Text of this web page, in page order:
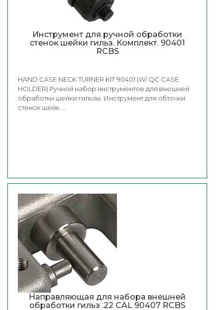
Инструмент для ручной обработки
стенок шейки гильз. Комплект. 90401
RCBS
HAND CASE NECK TURNER KIT 90401 (W/ QC CASE
HOLDER) Ручной набор инструментов для внешней
обработки шейки гильзы. Инструмент для обточки
стенок шейк ...
Направляющая для набора внешней
обработки гильз .22 CAL 90407 RCBS